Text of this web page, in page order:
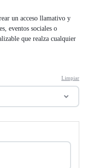
un acceso llamativo y
eventos sociales o
que realza cualquier
Limpiar